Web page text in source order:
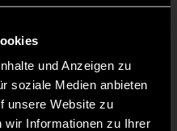
und Anzeigen zu
soziale Medien anbieten
unsere Website zu
wir Informationen zu Ihrer